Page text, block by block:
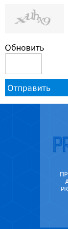
Обновить
Отправить